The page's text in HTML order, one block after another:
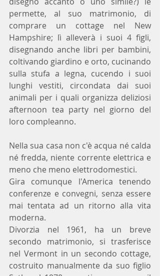
permette, al suo matrimonio, di
comprare un cottage nel New
Hampshire; lì alleverà i suoi 4 figli,
disegnando anche libri per bambini,
coltivando giardino e orto, cucinando
sulla stufa a legna, cucendo i suoi
lunghi vestiti, circondata dai suoi
animali per i quali organizza deliziosi
afternoon tea party nel giorno del
loro compleanno.
Nella sua casa non c'è acqua né calda
né fredda, niente corrente elettrica e
meno che meno elettrodomestici.
Gira comunque l'America tenendo
conferenze e convegni, senza essere
mai tentata ad un ritorno alla vita
moderna.
Divorzia nel 1961, ha un breve
secondo matrimonio, si trasferisce
nel Vermont in un secondo cottage,
costruito manualmente da suo figlio